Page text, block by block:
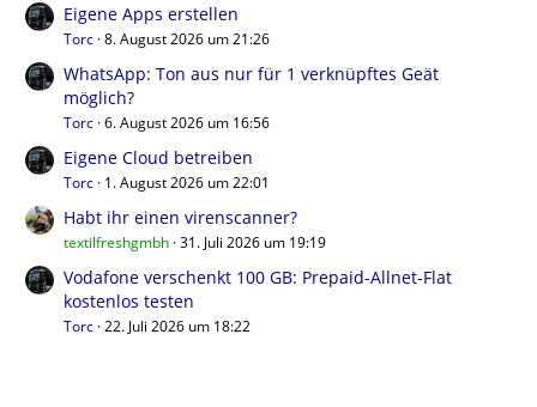
Eigene Apps erstellen
Torc 8. August 2026 um 21:26
WhatsApp: Ton aus nur für 1 verknüpftes Geät
möglich?
Torc 6. August 2026 um 16:56
Eigene Cloud betreiben
Torc 1. August 2026 um 22:01
Habt ihr einen virenscanner?
textilfreshgmbh 31. Juli 2026 um 19:19
Vodafone verschenkt 100 GB: Prepaid-Allnet-Flat
kostenlos testen
Torc 22. Juli 2026 um 18:22